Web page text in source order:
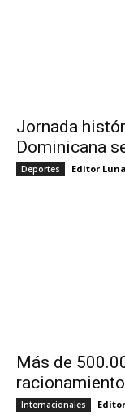
Jornada
Dominicana
Deportes Editor
Más de
Internacionales